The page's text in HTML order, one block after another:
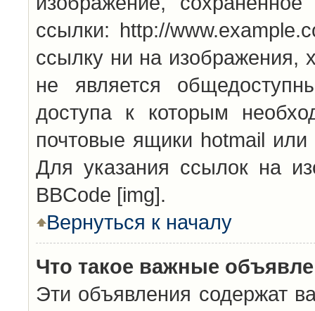
ссылки: http://
ссылку ни на
не является
доступа к которым
почтовые ящики hotmail
Для указания ссылок на
BBCode [img].
Вернуться к началу
Что такое важные
Эти объявления содержат